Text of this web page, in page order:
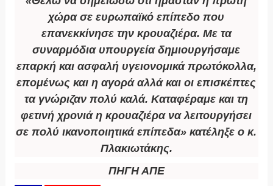
χώρα σε ευρωπαϊκό επίπεδο που
επανεκκίνησε την κρουαζιέρα. Με τα
συναρμόδια υπουργεία δημιουργήσαμε
επαρκή και ασφαλή υγειονομικά πρωτόκολλα,
επομένως και η αγορά αλλά και οι επισκέπτες
τα γνώριζαν πολύ καλά. Καταφέραμε και τη
φετινή χρονιά η κρουαζιέρα να λειτουργήσει
σε πολύ ικανοποιητικά επίπεδα» κατέληξε ο κ.
Πλακιωτάκης.
ΠΗΓΗ ΑΠΕ